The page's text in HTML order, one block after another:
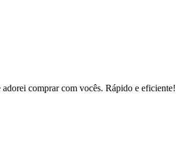
comprar com vocês. Rápido e eficiente!